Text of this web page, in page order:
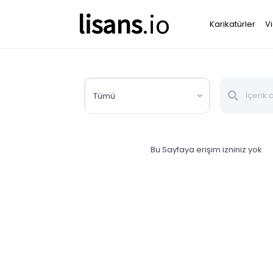
lisans.io Karikatürler
Tümü
Bu Sayfaya erişim izniniz yok